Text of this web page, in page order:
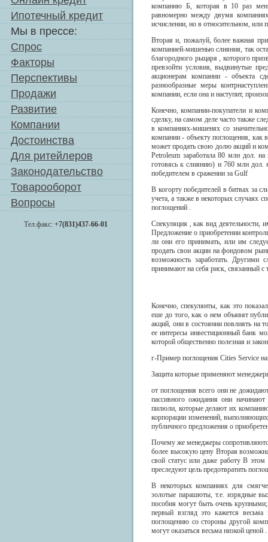
Ипотечный кредит
Мы в прессе:
Спрос
Факторы
Перспективы
Продажи
Развитие
Компании
Достоинства
Для ритейлеров
Законодательство
Товарооборот
Вопросы
Тел.факс: +7(831)437-66-01
компанию Б, которая в 10 раз
равномерно между двумя
исчислении, но в относительном,
Вторая и, пожалуй, более важная
компанией-мишенью слияния, так
благородного рыцаря , которого
превзойти условия, выдвинутые
акционерам компании - объекта
разнообразные меры
компании, если она и наступит,
Конечно, компании-покупатели и
сделку, на самом деле часто также
в компаниях-мишенях со
компании - объекту поглощения, как
может продать свою долю акций и
Petroleum заработала 80 млн дол.
готовясь к слиянию) и 760 млн дол.
победителем в сражении за Gulf
В когорту победителей в битвах за
учета, а также в некоторых случаях
поглощений .
Спекуляция , как вид деятельности,
Предложение о приобретении
ли они его принимать, или им
продать свои акции на фондовом
возможность заработать. Другими
принимают на себя риск, связанный
Конечно, спекулянты, как это
еше до того, как о нем объявят
акций, они в состоянии повлиять на
ее интересы инвестиционный банк
которой общественно полезная и
г-Пример поглощения Cities Service
Защита которые применяют
от поглощения всего они не
пассивного ожидания они
пилюли, которые делают их компанию
корпорации изменений,
публичного предложения о
Почему же менеджеры
более высокую цену Вторая
свой статус или даже работу В
преследуют цель предотвратить
В некоторых компаниях для
золотые парашюты, т.е. изрядные
пособия могут быть очень
первый взгляд это кажется
поглощению со стороны другой
могут оказаться весьма низкой ценой .